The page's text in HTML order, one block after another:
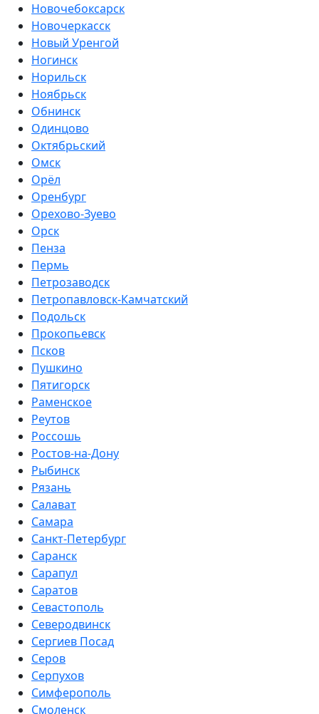
Новочебоксарск
Новочеркасск
Новый Уренгой
Ногинск
Норильск
Ноябрьск
Обнинск
Одинцово
Октябрьский
Омск
Орёл
Оренбург
Орехово-Зуево
Орск
Пенза
Пермь
Петрозаводск
Петропавловск-Камчатский
Подольск
Прокопьевск
Псков
Пушкино
Пятигорск
Раменское
Реутов
Россошь
Ростов-на-Дону
Рыбинск
Рязань
Салават
Самара
Санкт-Петербург
Саранск
Сарапул
Саратов
Севастополь
Северодвинск
Сергиев Посад
Серов
Серпухов
Симферополь
Смоленск